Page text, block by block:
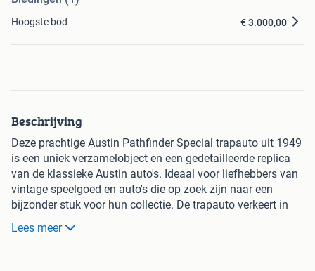
Beschrijving
Deze prachtige Austin Pathfinder Special trapauto uit 1949
is een uniek verzamelobject en een gedetailleerde replica
van de klassieke Austin auto's. Ideaal voor liefhebbers van
vintage speelgoed en auto's die op zoek zijn naar een
bijzonder stuk voor hun collectie. De trapauto verkeert in
goede staat en is klaar voor een nieuwe eigenaar. Graag
alleen serieuze biedingen; vragen naar de uiterste
Lees meer
Hoogste bod € 3.000,00